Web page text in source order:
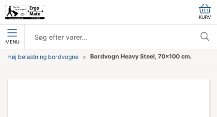
KURV
MENU
Høj belastning bordvogne Bordvogn Heavy Steel, 70x100 cm.